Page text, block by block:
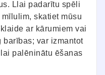
Llai padarītu spēli
skatiet mūsu
ar kārumiem vai
barības; var izmantot
palēninātu ēšanas